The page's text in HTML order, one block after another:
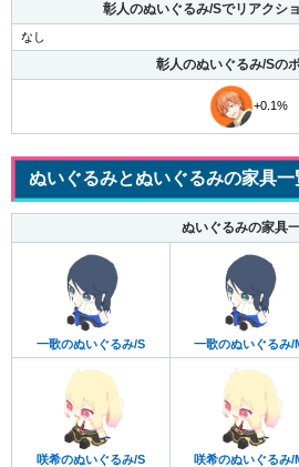
彰人のぬいぐるみ/Sでリアクシ
なし
彰人のぬいぐるみ/Sの
+0.1%
ぬいぐるみとぬいぐるみの家具一
ぬいぐるみの家具
一歌のぬいぐるみ/S 一歌のぬいぐるみ/
咲希のぬいぐるみ/S 咲希のぬいぐるみ/